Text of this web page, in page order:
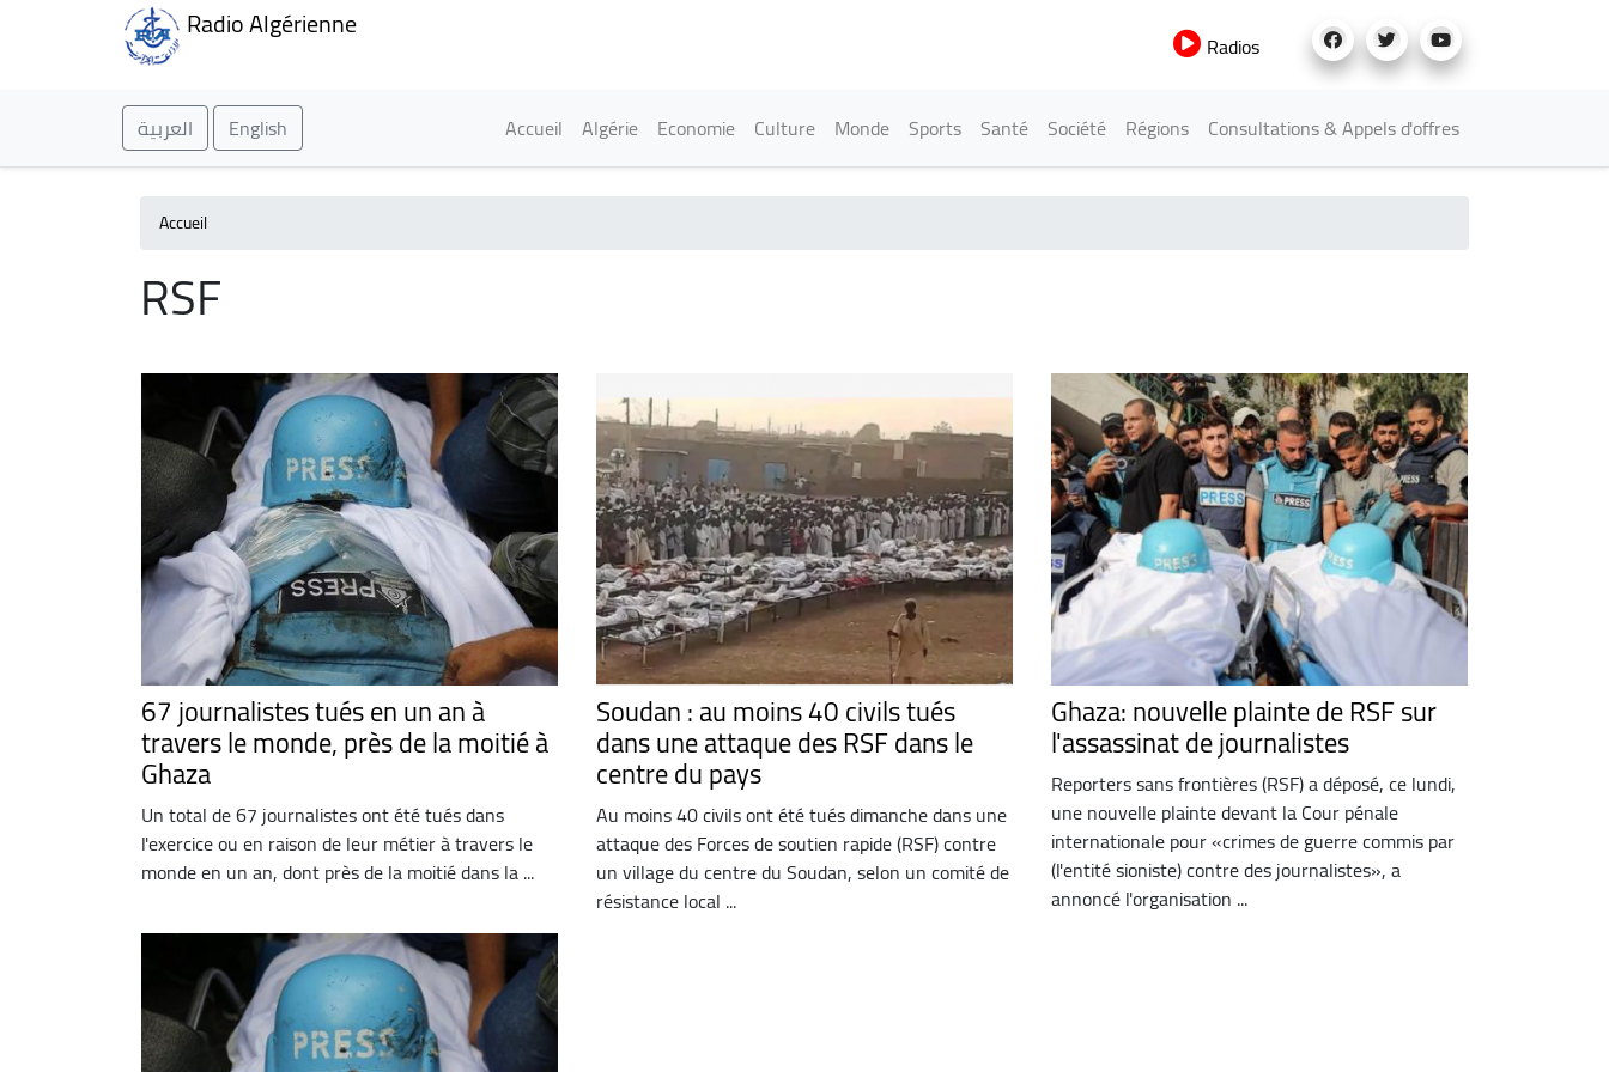
Radio Algérienne
Radios
العربية English Main navigation
Accueil Algérie Economie Culture Monde Sports Santé Société Régions Consultations & Appels d'offres
Accueil
RSF
67 journalistes tués en un an à
travers le monde, près de la moitié à
Ghaza
Un total de 67 journalistes ont été tués dans
l'exercice ou en raison de leur métier à travers le
monde en un an, dont près de la moitié dans la ...
Soudan : au moins 40 civils tués
dans une attaque des RSF dans le
centre du pays
Au moins 40 civils ont été tués dimanche dans une
attaque des Forces de soutien rapide (RSF) contre
un village du centre du Soudan, selon un comité de
résistance local ...
Ghaza: nouvelle plainte de RSF sur
l'assassinat de journalistes
Reporters sans frontières (RSF) a déposé, ce lundi,
une nouvelle plainte devant la Cour pénale
internationale pour «crimes de guerre commis par
(l'entité sioniste) contre des journalistes», a
annoncé l'organisation ...